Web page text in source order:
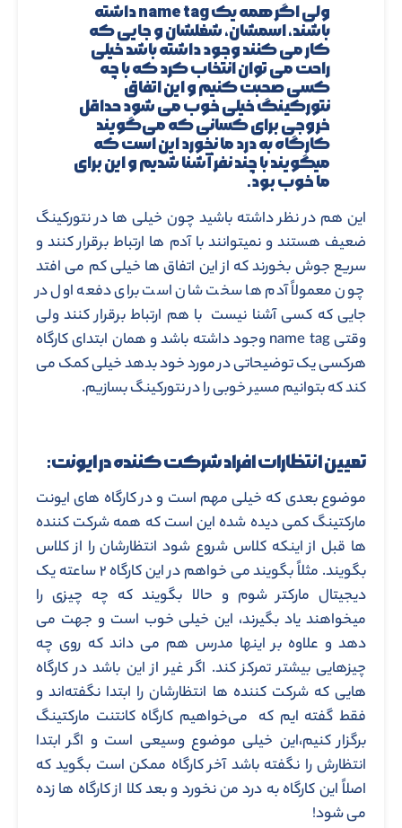
ولی اگر همه یک name tag داشته
باشند، اسمشان، شغلشان و جایی که
کار می کنند وجود داشته باشد خیلی
راحت می توان انتخاب کرد که با چه
کسی صحبت کنیم و این اتفاق
نتورکینگ خیلی خوب می شود حداقل
خروجی برای کسانی که می‌گویند
کارگاه به درد ما نخورد این است که
میگویند با چند نفر آشنا شدیم و این برای
ما خوب بود.
این هم در نظر داشته باشید چون خیلی ها در نتورکینگ
ضعیف هستند و نمیتوانند با آدم ها ارتباط برقرار کنند و
سریع جوش بخورند که از این اتفاق ها خیلی کم می افتد
چون معمولاً آدم ها سخت شان است برای دفعه اول در
جایی که کسی آشنا نیست با هم ارتباط برقرار کنند ولی
وقتی name tag وجود داشته باشد و همان ابتدای کارگاه
هرکسی یک توضیحاتی در مورد خود بدهد خیلی کمک می
کند که بتوانیم مسیر خوبی را در نتورکینگ بسازیم.
تعیین انتظارات افراد شرکت کننده در ایونت:
موضوع بعدی که خیلی مهم است و در کارگاه های ایونت
مارکتینگ کمی دیده شده این است که همه شرکت کننده
ها قبل از اینکه کلاس شروع شود انتظارشان را از کلاس
بگویند. مثلاً بگویند می خواهم در این کارگاه ۲ ساعته یک
دیجیتال مارکتر شوم و حالا بگویند که چه چیزی را
میخواهند یاد بگیرند، این خیلی خوب است و جهت می
دهد و علاوه بر اینها مدرس هم می داند که روی چه
چیزهایی بیشتر تمرکز کند. اگر غیر از این باشد در کارگاه
هایی که شرکت کننده ها انتظارشان را ابتدا نگفته‌اند و
فقط گفته ایم که می‌خواهیم کارگاه کانتنت مارکتینگ
برگزار کنیم،این خیلی موضوع وسیعی است و اگر ابتدا
انتظارش را نگفته باشد آخر کارگاه ممکن است بگوید که
اصلاً این کارگاه به درد من نخورد و بعد کلا از کارگاه ها زده
می شود!